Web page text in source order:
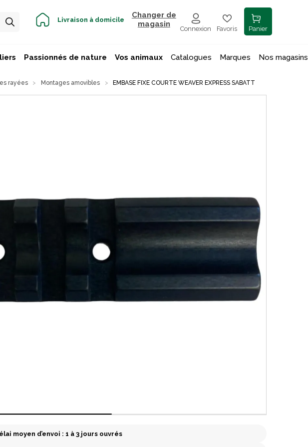
Livraison à domicile
Changer de
magasin
Connexion Favoris Panier
Passionnés de nature Vos animaux Catalogues Marques Nos magasins
rayées Montages amovibles EMBASE FIXE COURTE WEAVER EXPRESS SABATT
moyen d’envoi : 1 à 3 jours ouvrés